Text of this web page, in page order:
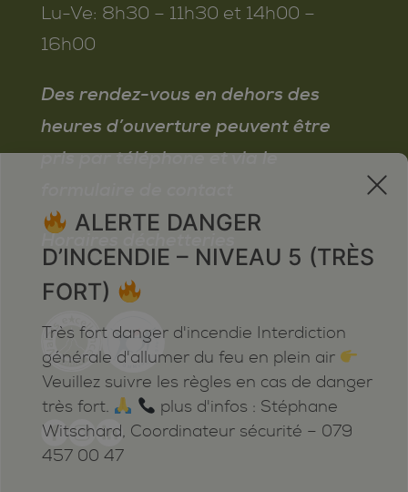
Lu-Ve: 8h30 – 11h30 et 14h00 –
16h00
Des rendez-vous en dehors des
heures d’ouverture peuvent être
pris par téléphone et via le
Horaires déchetteries
x
ALERTE DANGER
D’INCENDIE – NIVEAU 5 (TRÈS
FORT)
Très fort danger d'incendie Interdiction
générale d'allumer du feu en plein air
Veuillez suivre les règles en cas de danger
très fort.
plus d'infos : Stéphane
Witschard, Coordinateur sécurité – 079
457 00 47